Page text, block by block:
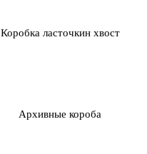
Коробка ласточкин хвост
Архивные короба